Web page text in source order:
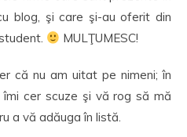
blog, şi care şi-au oferit din
MULŢUMESC!
că nu am uitat pe nimeni; în
cer scuze şi vă rog să mă
a vă adăuga în listă.